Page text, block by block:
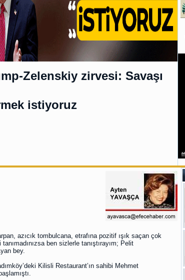
Zelenskiy zirvesi: Savaşı
istiyoruz
azıcık tombulcana, etrafına pozitif ışık saçan çok
ben sizlerle tanıştırayım; Pelit
bey.
Kilisli Restaurant’ın sahibi Mehmet